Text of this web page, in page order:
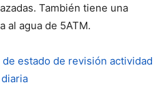
También tiene una
al agua de 5ATM.